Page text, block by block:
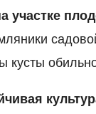
участке
кусты